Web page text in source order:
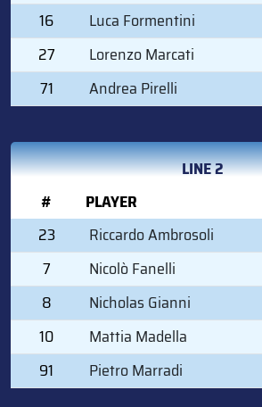
16
Luca Formentini
27
Lorenzo Marcati
71
Andrea Pirelli
LINE 2
#
PLAYER
23
Riccardo Ambrosoli
7
Nicolò Fanelli
8
Nicholas Gianni
10
Mattia Madella
91
Pietro Marradi